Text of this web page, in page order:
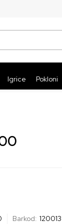
Igrice Pokloni
Barkod: